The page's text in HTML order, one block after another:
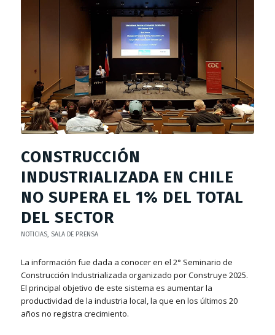
CONSTRUCCIÓN
INDUSTRIALIZADA EN CHILE
NO SUPERA EL 1% DEL TOTAL
DEL SECTOR
NOTICIAS, SALA DE PRENSA
La información fue dada a conocer en el 2° Seminario de
Construcción Industrializada organizado por Construye 2025.
El principal objetivo de este sistema es aumentar la
productividad de la industria local, la que en los últimos 20
años no registra crecimiento.